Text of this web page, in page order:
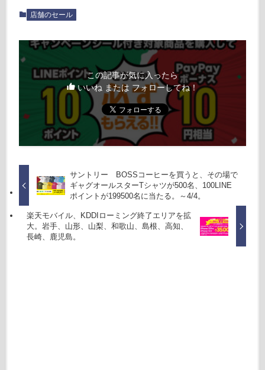
店舗のセール
この記事が気に入ったら
いいね または フォローしてね！
サントリー BOSSコーヒーを買うと、その場で
ギャグオールスターTシャツが500名、100LINE
ポイントが199500名に当たる。～4/4。
楽天モバイル、KDDIローミング終了エリアを拡
大。岩手、山形、山梨、和歌山、島根、高知、
長崎、鹿児島。